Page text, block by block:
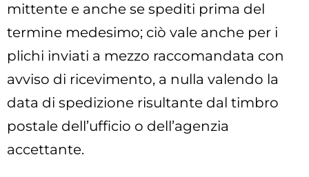
mittente e anche se spediti prima del
termine medesimo; ciò vale anche per i
plichi inviati a mezzo raccomandata con
avviso di ricevimento, a nulla valendo la
data di spedizione risultante dal timbro
postale dell’ufficio o dell’agenzia
accettante.